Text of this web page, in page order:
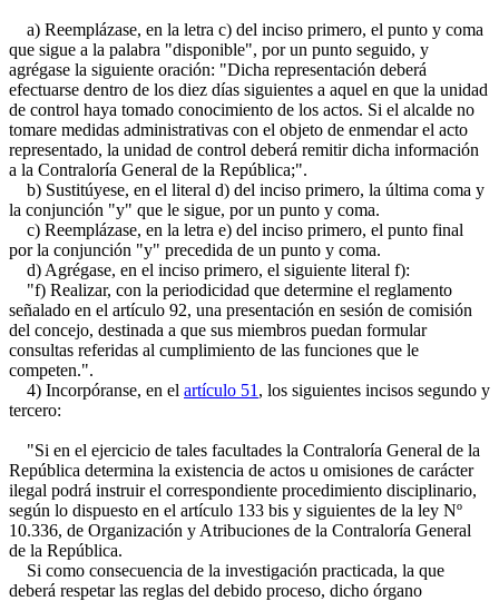
a) Reemplázase, en la letra c) del inciso primero, el punto y coma
que sigue a la palabra "disponible", por un punto seguido, y
agrégase la siguiente oración: "Dicha representación deberá
efectuarse dentro de los diez días siguientes a aquel en que la unidad
de control haya tomado conocimiento de los actos. Si el alcalde no
tomare medidas administrativas con el objeto de enmendar el acto
representado, la unidad de control deberá remitir dicha información
a la Contraloría General de la República;".
b) Sustitúyese, en el literal d) del inciso primero, la última coma y
la conjunción "y" que le sigue, por un punto y coma.
c) Reemplázase, en la letra e) del inciso primero, el punto final
por la conjunción "y" precedida de un punto y coma.
d) Agrégase, en el inciso primero, el siguiente literal f):
"f) Realizar, con la periodicidad que determine el reglamento
señalado en el artículo 92, una presentación en sesión de comisión
del concejo, destinada a que sus miembros puedan formular
consultas referidas al cumplimiento de las funciones que le
competen.".
4) Incorpóranse, en el artículo 51 , los siguientes incisos segundo y
tercero:
"Si en el ejercicio de tales facultades la Contraloría General de la
República determina la existencia de actos u omisiones de carácter
ilegal podrá instruir el correspondiente procedimiento disciplinario,
según lo dispuesto en el artículo 133 bis y siguientes de la ley Nº
10.336, de Organización y Atribuciones de la Contraloría General
de la República.
Si como consecuencia de la investigación practicada, la que
deberá respetar las reglas del debido proceso, dicho órgano